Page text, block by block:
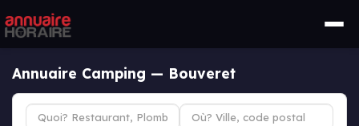
Annuaire Camping — Bouveret